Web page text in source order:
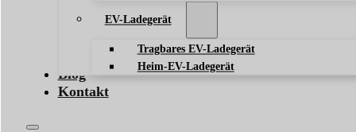
EV-Ladegerät
Tragbares EV-Ladegerät
Heim-EV-Ladegerät
Blog
Kontakt